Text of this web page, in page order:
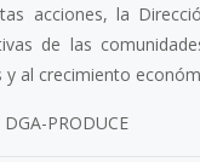
acciones, la
de las
y al crecimiento
PRODUCE